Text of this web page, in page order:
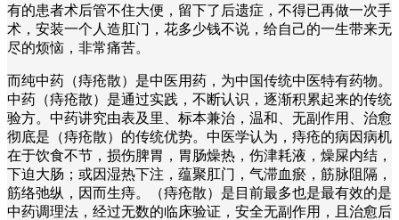
有的患者术后管不住大便，留下了后遗症，不得已再做一次手
术，安装一个人造肛门，花多少钱不说，给自己的一生带来无
尽的烦恼，非常痛苦。
而纯中药（痔疮散）是中医用药，为中国传统中医特有药物。
中药（痔疮散）是通过实践，不断认识，逐渐积累起来的传统
验方。中药讲究由表及里、标本兼治，温和、无副作用、治愈
彻底是（痔疮散）的传统优势。中医学认为，痔疮的病因病机
在于饮食不节，损伤脾胃，胃肠燥热，伤津耗液，燥屎内结，
下迫大肠；或因湿热下注，蕴聚肛门，气滞血瘀，筋脉阻隔，
筋络弛纵，因而生痔。（痔疮散）是目前最多也是最有效的是
中药调理法，经过无数的临床验证，安全无副作用，且治愈后